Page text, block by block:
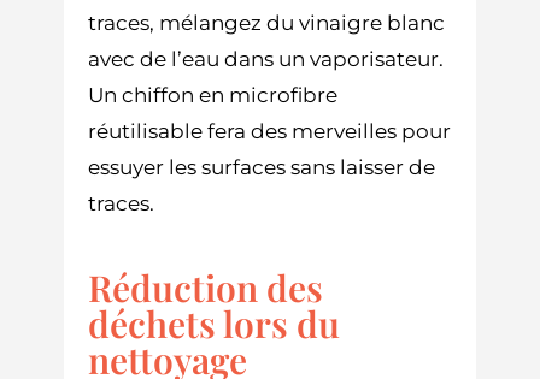
traces, mélangez du vinaigre blanc
avec de l’eau dans un vaporisateur.
Un chiffon en microfibre
réutilisable fera des merveilles pour
essuyer les surfaces sans laisser de
traces.
Réduction des
déchets lors du
nettoyage